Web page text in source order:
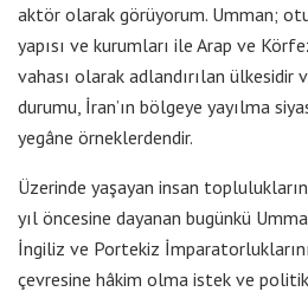
aktör olarak görüyorum. Umman;
yapısı ve kurumları ile Arap ve
vahası olarak adlandırılan ülkesidir
durumu, İran’ın bölgeye yayılma
yegâne örneklerdendir.
Üzerinde yaşayan insan
yıl öncesine dayanan bugünkü
İngiliz ve Portekiz
çevresine hâkim olma istek ve